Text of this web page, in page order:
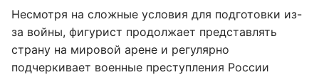
Несмотря на сложные условия для подготовки из-
за войны, фигурист продолжает представлять
страну на мировой арене и регулярно
подчеркивает военные преступления России